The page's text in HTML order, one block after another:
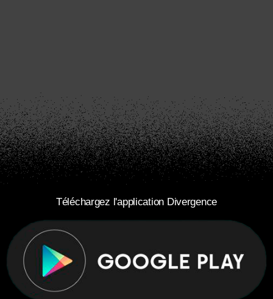
Téléchargez l'application Divergence